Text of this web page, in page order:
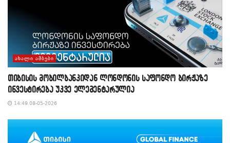
ᲐᲮᲐᲚᲘ ᲐᲛᲑᲔᲑᲘ
თიბისის მობილბანკიდან ლონდონის საფონდო ბირჟაზე
ინვესტირება უკვე ელემენტარულია
14:49 08-05-2026